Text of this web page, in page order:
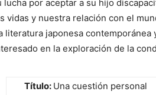
lucha por aceptar a su hijo
vidas y nuestra relación con el
literatura japonesa contemporánea
en la exploración de la
Título: Una cuestión personal